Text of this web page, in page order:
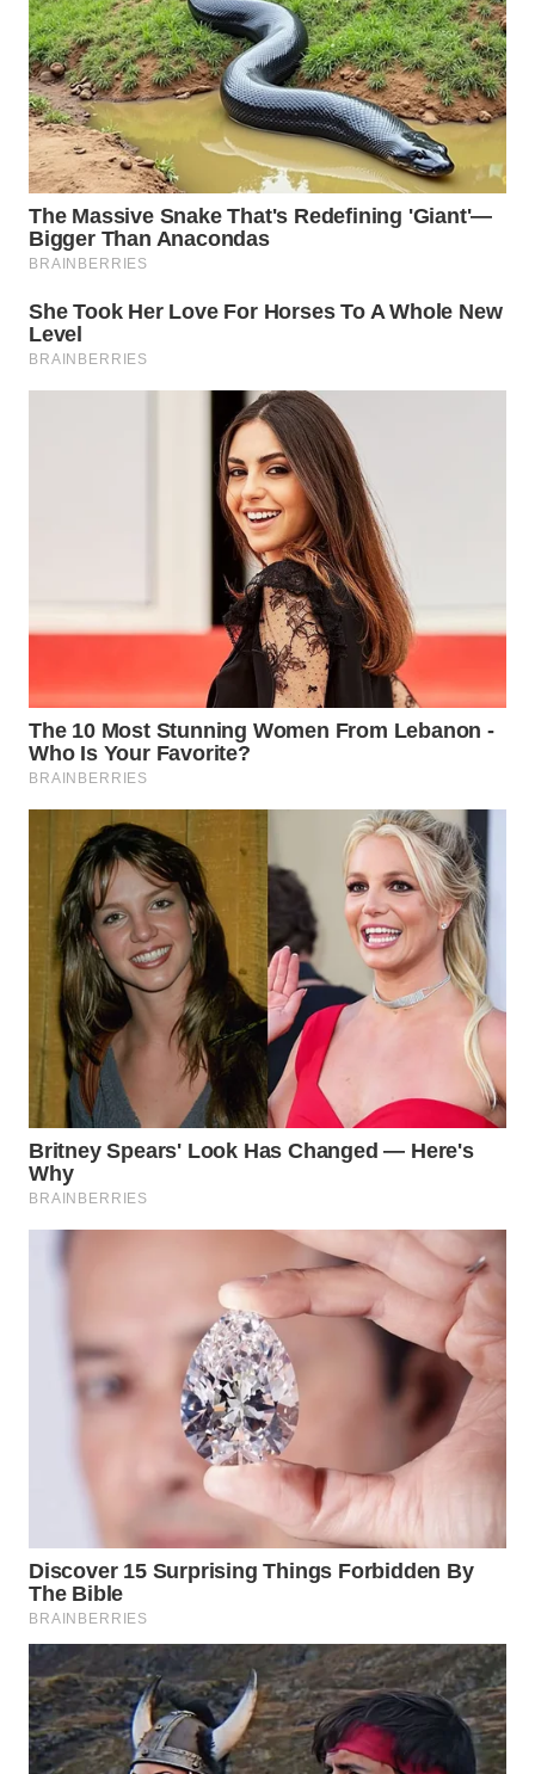
WN
LABUANBAJO
WN
BORNEO
Wahana
Media
Group
WAHANA
NEWS
INFRASTRUKTUR
KONSUMEN
WAHANA
WAHANA
TRAVEL
WAHANA
TV
WAHANANEWS
ID
WAHANANEWS
CO ID
WAHANANEWS
NET
WAHANA
UMKM
WAHANA
PERSONA
WAHANA
OTOMOTIF
WAHANA
HEALTH